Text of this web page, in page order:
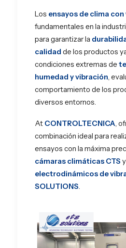
Los ensayos de clima
fundamentales en la
para garantizar la
calidad de los productos
condiciones extremas de
humedad y vibración,
comportamiento de los
diversos entornos.
At CONTROLTECNICA,
combinación ideal para
ensayos con la máxima
cámaras climáticas CTS
electrodinámicos de
SOLUTIONS.